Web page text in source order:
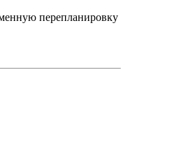
перепланировку